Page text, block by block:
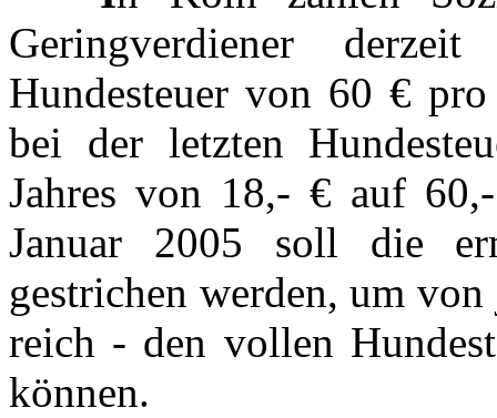
Geringverdiener
Hundesteuer von 60 €
bei der letzten
Jahres von 18,- € auf
Januar 2005 soll die
gestrichen werden, um
reich - den vollen
können.